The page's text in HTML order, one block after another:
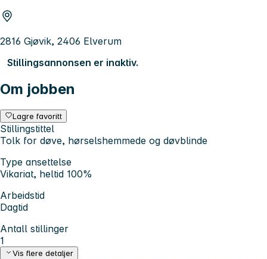
2816 Gjøvik, 2406 Elverum
Stillingsannonsen er inaktiv.
Om jobben
Lagre favoritt
Stillingstittel
Tolk for døve, hørselshemmede og døvblinde
Type ansettelse
Vikariat, heltid 100%
Arbeidstid
Dagtid
Antall stillinger
1
Vis flere detaljer